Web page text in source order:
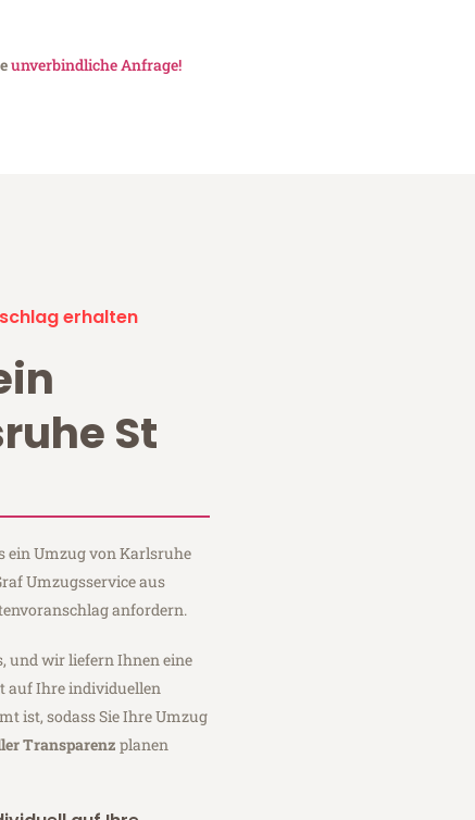
unverbindliche Anfrage!
erhalten
St
ein Umzug von Karlsruhe
Umzugsservice aus
anfordern.
und wir liefern Ihnen eine
auf Ihre individuellen
ist, sodass Sie Ihre Umzug
Transparenz planen